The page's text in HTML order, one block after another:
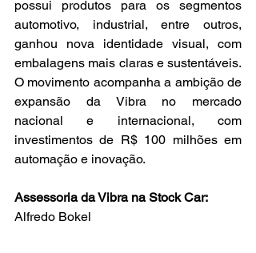
possui produtos para os segmentos
automotivo, industrial, entre outros,
ganhou nova identidade visual, com
embalagens mais claras e sustentáveis.
O movimento acompanha a ambição de
expansão da Vibra no mercado
nacional e internacional, com
investimentos de R$ 100 milhões em
automação e inovação.
Assessoria da Vibra na Stock Car:
Alfredo Bokel